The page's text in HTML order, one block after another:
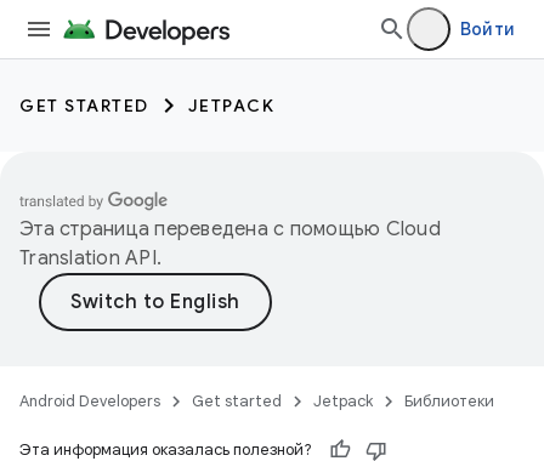
Войти
GET STARTED JETPACK
Эта страница переведена с помощью Cloud
Translation API.
Android Developers Get started Jetpack Библиотеки
Эта информация оказалась полезной?